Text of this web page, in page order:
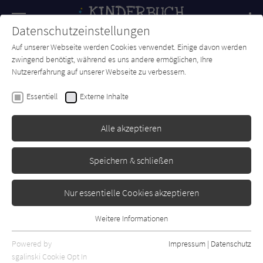
SUCHE Forum Charts Newsletter
Felix Treder
Standard
Alle Altersgruppen anzeigen
Datenschutzeinstellungen
Auf unserer Webseite werden Cookies verwendet. Einige davon werden
zwingend benötigt, während es uns andere ermöglichen, Ihre
Nutzererfahrung auf unserer Webseite zu verbessern.
Essentiell Externe Inhalte
Alle akzeptieren
Speichern & schließen
Nur essentielle Cookies akzeptieren
Essentielle Cookies werden für grundlegende Funktionen der
Webseite benötigt. Dadurch ist gewährleistet, dass die Webseite
Weitere Informationen
Powered by
sgalinski Cookie Opt In
Impressum | Datenschutz